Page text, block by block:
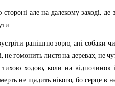
стороні але на далекому заході, де
.
ранішню зорю,ані собаки чи
,не гомонить листя на деревах, не
тихою ходою, коли на відпочинок
не щадить нікого, бо серце в